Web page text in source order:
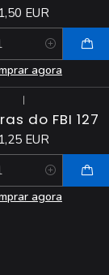
1,50 EUR
agora
|
do FBI 127
1,25 EUR
agora